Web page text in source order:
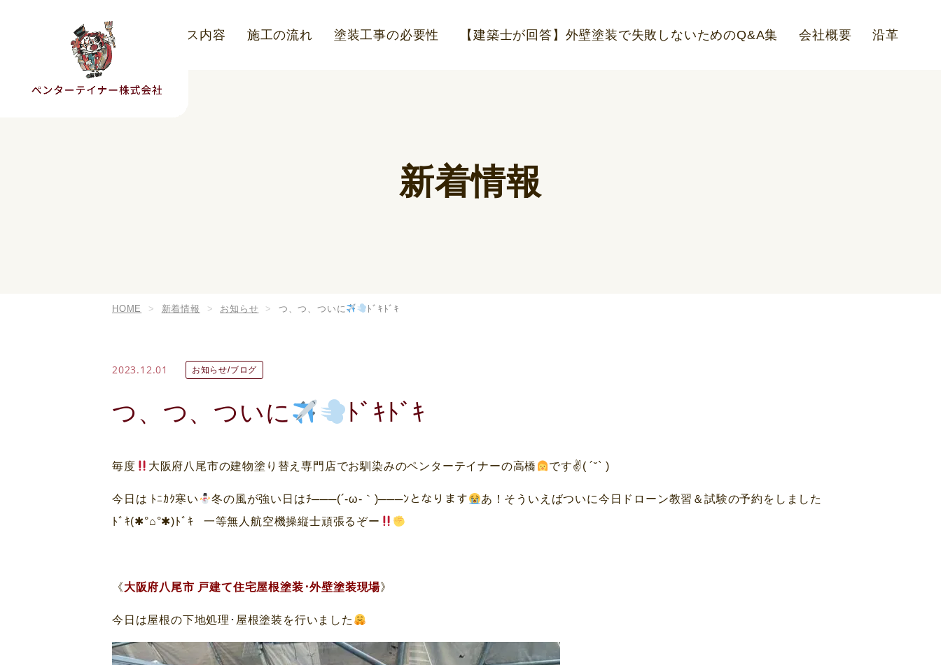
こだわり サービス内容 施工の流れ 塗装工事の必要性 【建築士が回答】外壁塗装で失敗しないためのQ&A集 会社概要 沿革
新着情報
HOME 新着情報 お知らせ つ、つ、ついに ﾄﾞｷﾄﾞｷ
2023.12.01 お知らせ/ブログ
つ、つ、ついに ﾄﾞｷﾄﾞｷ
毎度 大阪府八尾市の建物塗り替え専門店でお馴染みのペンターテイナーの高橋 です✌( ´˘` )
今日は ﾄﾆｶｸ寒い 冬の風が強い日はﾁ───(´-ω-｀)───ﾝとなります
あ！そういえばついに今日ドローン教習＆試験の予約をしました
ﾄﾞｷ(✱°⌂°✱)ﾄﾞｷ 一等無人航空機操縦士頑張るぞー
《大阪府八尾市 戸建て住宅屋根塗装･外壁塗装現場》
今日は屋根の下地処理･屋根塗装を行いました